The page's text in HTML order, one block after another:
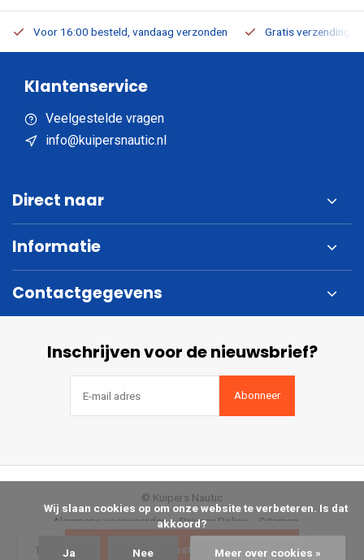
Bestellen
Voor 16:00 besteld, vandaag verzonden Gratis verzending
Klantenservice
Veelgestelde vragen
info@kuipersnautic.nl
Direct naar
Informatie
Contactgegevens
Inschrijven voor de nieuwsbrief?
Abonneer
Algemene voorwaarden Privacy Policy Sitemap
© Kuipers Nautic
akkoord?
Ja Nee Meer over cookies »